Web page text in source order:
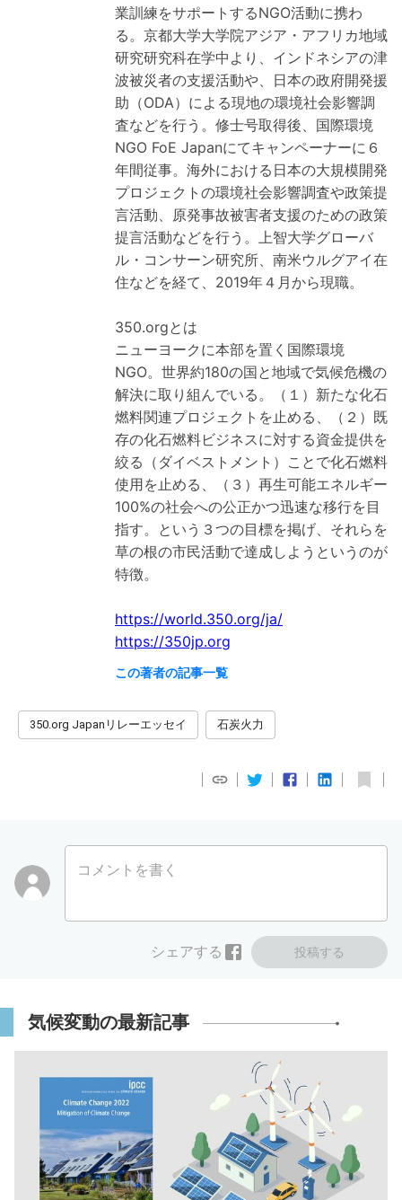
業訓練をサポートするNGO活動に携わ
る。京都大学大学院アジア・アフリカ地域
研究研究科在学中より、インドネシアの津
波被災者の支援活動や、日本の政府開発援
助（ODA）による現地の環境社会影響調
査などを行う。修士号取得後、国際環境
NGO FoE Japanにてキャンペーナーに６
年間従事。海外における日本の大規模開発
プロジェクトの環境社会影響調査や政策提
言活動、原発事故被害者支援のための政策
提言活動などを行う。上智大学グローバ
ル・コンサーン研究所、南米ウルグアイ在
住などを経て、2019年４月から現職。
350.orgとは
ニューヨークに本部を置く国際環境
NGO。世界約180の国と地域で気候危機の
解決に取り組んでいる。（１）新たな化石
燃料関連プロジェクトを止める、（２）既
存の化石燃料ビジネスに対する資金提供を
絞る（ダイベストメント）ことで化石燃料
使用を止める、（３）再生可能エネルギー
100%の社会への公正かつ迅速な移行を目
指す。という３つの目標を掲げ、それらを
草の根の市民活動で達成しようというのが
特徴。
https://world.350.org/ja/
https://350jp.org
この著者の記事一覧
350.org Japanリレーエッセイ 石炭火力
コメントを書く
投稿する
シェアする
気候変動の最新記事